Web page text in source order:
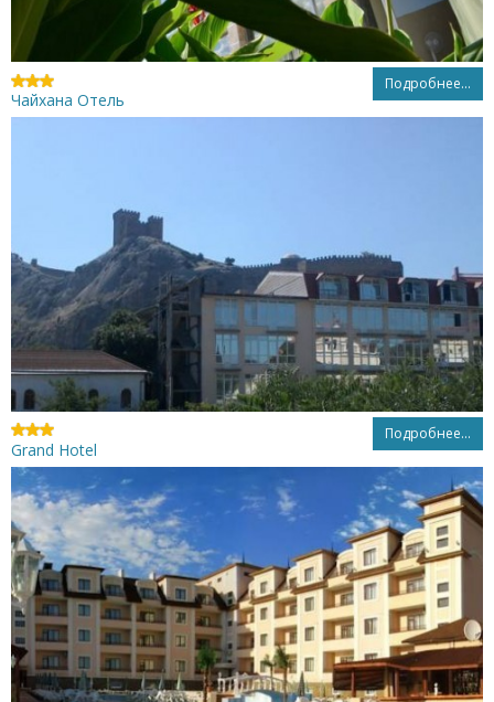
Подробнее...
Чайхана Отель
Подробнее...
Grand Hotel